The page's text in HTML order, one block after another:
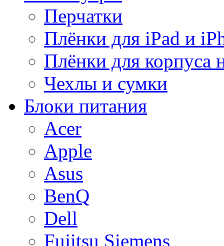
Перчатки
Плёнки для iPad и
Плёнки для корпуса
Чехлы и сумки
Блоки питания
Acer
Apple
Asus
BenQ
Dell
Fujitsu Siemens